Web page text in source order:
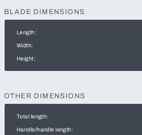
BLADE DIMENSIONS
Length:
Width:
Height:
OTHER DIMENSIONS
Total length:
Handle/handle length: